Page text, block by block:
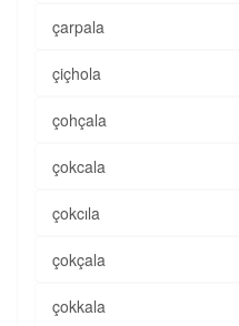
çarpala
çiçhola
çohçala
çokcala
çokcıla
çokçala
çokkala